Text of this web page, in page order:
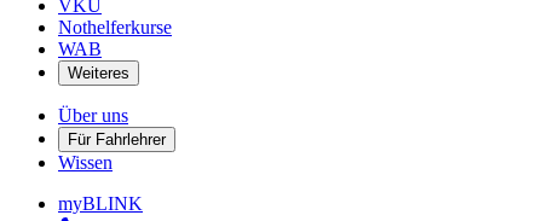
VKU
Nothelferkurse
WAB
Weiteres
Über uns
Für Fahrlehrer
Wissen
myBLINK